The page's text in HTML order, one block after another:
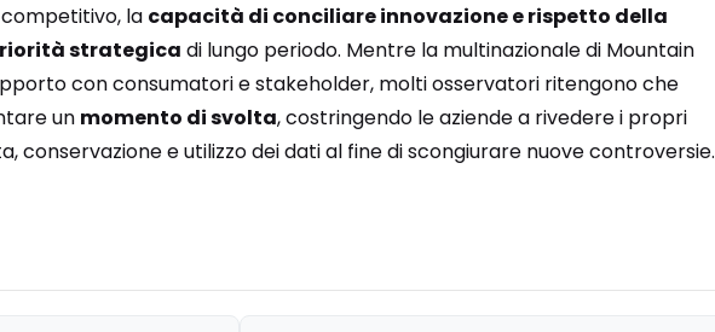
la capacità di conciliare innovazione e rispetto della
strategica di lungo periodo. Mentre la multinazionale di Mountain
con consumatori e stakeholder, molti osservatori ritengono che
un momento di svolta, costringendo le aziende a rivedere i propri
conservazione e utilizzo dei dati al fine di scongiurare nuove controversie.